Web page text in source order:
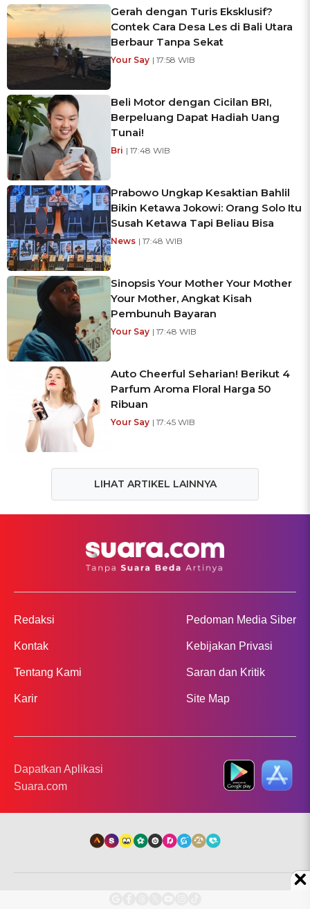
Gerah dengan Turis Eksklusif?
Contek Cara Desa Les di Bali Utara
Berbaur Tanpa Sekat
Your Say | 17:58 WIB
Beli Motor dengan Cicilan BRI,
Berpeluang Dapat Hadiah Uang
Tunai!
Bri | 17:48 WIB
Prabowo Ungkap Kesaktian Bahlil
Bikin Ketawa Jokowi: Orang Solo Itu
Susah Ketawa Tapi Beliau Bisa
News | 17:48 WIB
Sinopsis Your Mother Your Mother
Your Mother, Angkat Kisah
Pembunuh Bayaran
Your Say | 17:48 WIB
Auto Cheerful Seharian! Berikut 4
Parfum Aroma Floral Harga 50
Ribuan
Your Say | 17:45 WIB
LIHAT ARTIKEL LAINNYA
Redaksi
Kontak
Tentang Kami
Karir
Pedoman Media Siber
Kebijakan Privasi
Saran dan Kritik
Site Map
Dapatkan Aplikasi
Suara.com